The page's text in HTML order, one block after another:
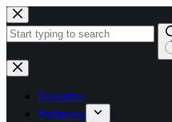
Перейти
до
вмісту
Немає
результатів
Головна
Рубрики